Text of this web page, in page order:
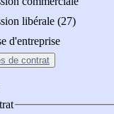
libérale (27)
d'entreprise
de contrat